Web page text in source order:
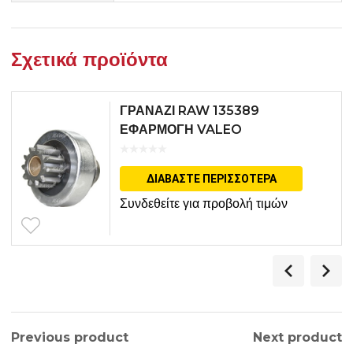
Σχετικά προϊόντα
ΓΡΑΝΑΖΙ RAW 135389
ΕΦΑΡΜΟΓΗ VALEO
ΔΙΑΒΆΣΤΕ ΠΕΡΙΣΣΌΤΕΡΑ
Συνδεθείτε για προβολή τιμών
Previous product Next product